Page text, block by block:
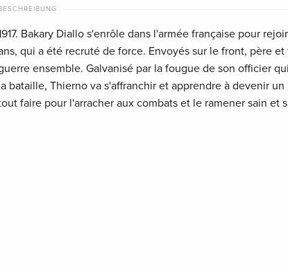
Bakary Diallo s'enrôle dans l'armée française pour
qui a été recruté de force. Envoyés sur le front, père
ensemble. Galvanisé par la fougue de son officier
bataille, Thierno va s'affranchir et apprendre à devenir
faire pour l'arracher aux combats et le ramener sain et